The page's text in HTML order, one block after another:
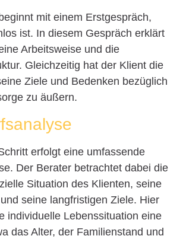
mit einem Erstgespräch,
ist. In diesem Gespräch erklärt
Arbeitsweise und die
Gleichzeitig hat der Klient die
Ziele und Bedenken bezüglich
zu äußern.
erfolgt eine umfassende
Der Berater betrachtet dabei die
Situation des Klienten, seine
seine langfristigen Ziele. Hier
individuelle Lebenssituation eine
das Alter, der Familienstand und